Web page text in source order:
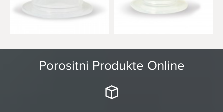
Porositni Produkte Online